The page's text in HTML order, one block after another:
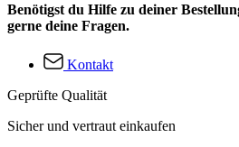
Benötigst du Hilfe zu deiner
gerne deine Fragen.
Kontakt
Geprüfte Qualität
Sicher und vertraut einkaufen